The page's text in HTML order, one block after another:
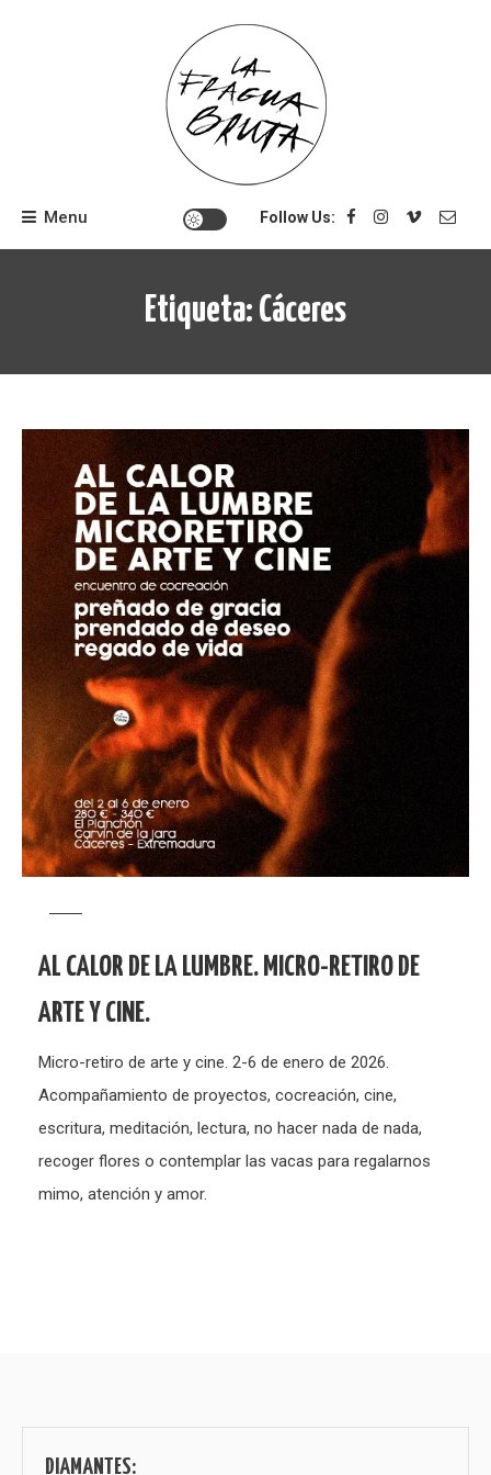
Menu Follow Us:
Etiqueta: Cáceres
AL CALOR DE LA LUMBRE. MICRO-RETIRO DE
ARTE Y CINE.
Micro-retiro de arte y cine. 2-6 de enero de 2026.
Acompañamiento de proyectos, cocreación, cine,
escritura, meditación, lectura, no hacer nada de nada,
recoger flores o contemplar las vacas para regalarnos
mimo, atención y amor.
DIAMANTES: